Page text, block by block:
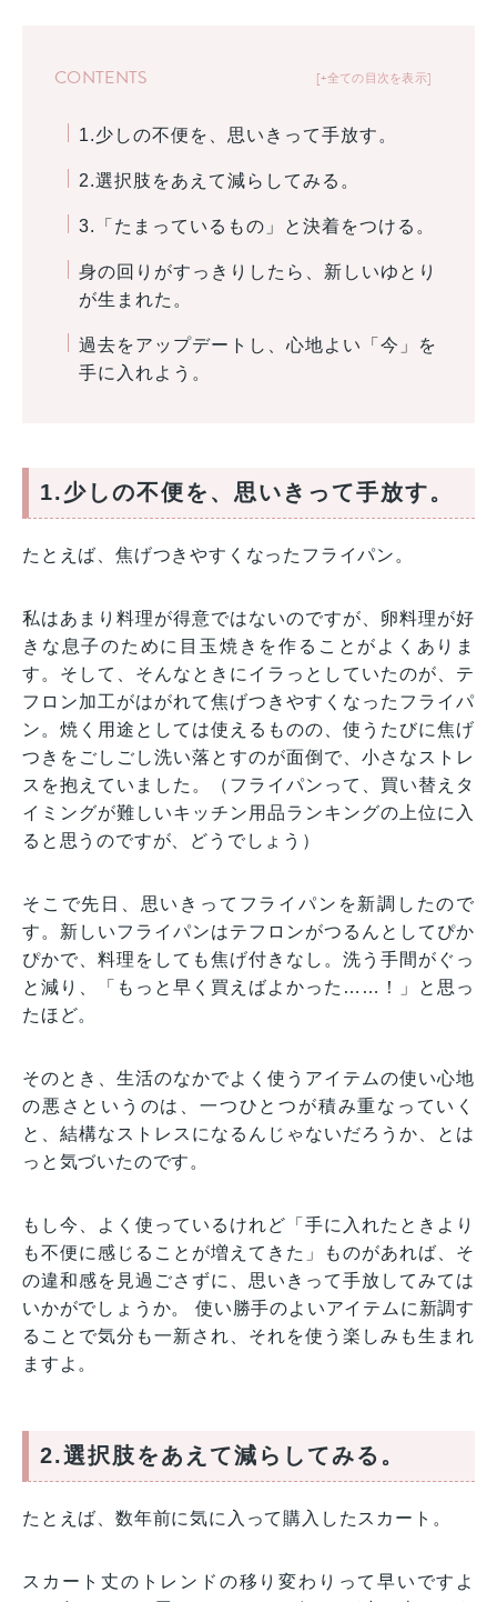
+全ての目次を表示
CONTENTS
1.少しの不便を、思いきって手放す。
2.選択肢をあえて減らしてみる。
3.「たまっているもの」と決着をつける。
身の回りがすっきりしたら、新しいゆとり
が生まれた。
過去をアップデートし、心地よい「今」を
手に入れよう。
1.少しの不便を、思いきって手放す。
たとえば、焦げつきやすくなったフライパン。
私はあまり料理が得意ではないのですが、卵料理が好
きな息子のために目玉焼きを作ることがよくありま
す。そして、そんなときにイラっとしていたのが、テ
フロン加工がはがれて焦げつきやすくなったフライパ
ン。焼く用途としては使えるものの、使うたびに焦げ
つきをごしごし洗い落とすのが面倒で、小さなストレ
スを抱えていました。（フライパンって、買い替えタ
イミングが難しいキッチン用品ランキングの上位に入
ると思うのですが、どうでしょう）
そこで先日、思いきってフライパンを新調したので
す。新しいフライパンはテフロンがつるんとしてぴか
ぴかで、料理をしても焦げ付きなし。洗う手間がぐっ
と減り、「もっと早く買えばよかった……！」と思っ
たほど。
そのとき、生活のなかでよく使うアイテムの使い心地
の悪さというのは、一つひとつが積み重なっていく
と、結構なストレスになるんじゃないだろうか、とは
っと気づいたのです。
もし今、よく使っているけれど「手に入れたときより
も不便に感じることが増えてきた」ものがあれば、そ
の違和感を見過ごさずに、思いきって手放してみては
いかがでしょうか。 使い勝手のよいアイテムに新調す
ることで気分も一新され、それを使う楽しみも生まれ
ますよ。
2.選択肢をあえて減らしてみる。
たとえば、数年前に気に入って購入したスカート。
スカート丈のトレンドの移り変わりって早いですよ